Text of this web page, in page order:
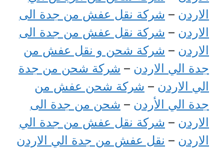
الاردن – شركة نقل عفش من جدة الى
الاردن – شركة نقل عفش من جدة الى
الاردن – شركة شحن و نقل عفش من
جدة الي الاردن – شركة شحن من جدة
الي الاردن – شركة شحن عفش من
جدة الي الأردن – شحن من جدة الى
الاردن – شركة نقل عفش من جدة الي
الاردن – نقل عفش من جدة الي الاردن